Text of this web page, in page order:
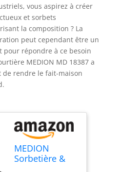
vous aspirez à créer
et sorbets
la composition ? La
peut cependant être un
pour répondre à ce besoin
MEDION MD 18387 a
rendre le fait-maison
MEDION
Sorbetière &